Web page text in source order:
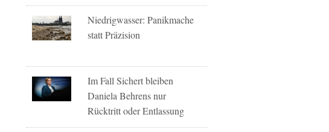
Niedrigwasser: Panikmache
statt Präzision
Im Fall Sichert bleiben
Daniela Behrens nur
Rücktritt oder Entlassung